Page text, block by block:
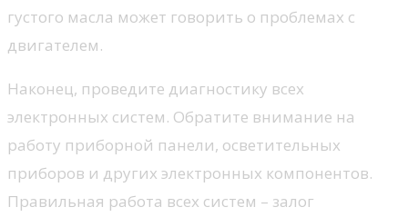
густого масла может говорить о проблемах с
двигателем.
Наконец, проведите диагностику всех
электронных систем. Обратите внимание на
работу приборной панели, осветительных
приборов и других электронных компонентов.
Правильная работа всех систем – залог